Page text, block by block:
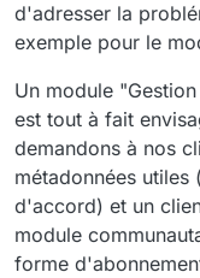
d'adresser la
exemple pour le
Un module
est tout à fait
demandons à nos
métadonnées
d'accord) et un
module
forme